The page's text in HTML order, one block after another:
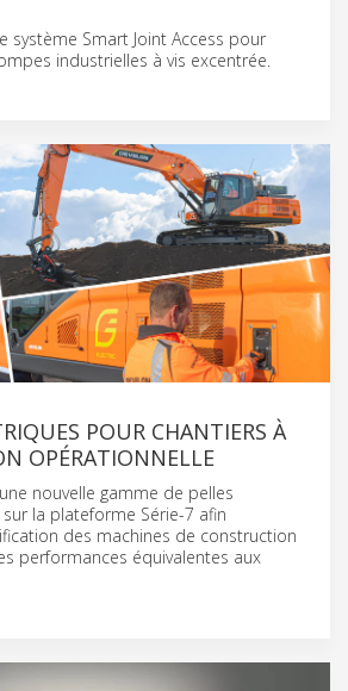
système Smart Joint Access pour
industrielles à vis excentrée.
POUR CHANTIERS À
OPÉRATIONNELLE
nouvelle gamme de pelles
la plateforme Série-7 afin
des machines de construction
performances équivalentes aux